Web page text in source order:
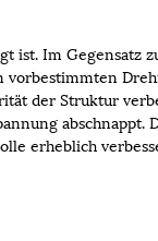
ist. Im Gegensatz
der Struktur
abschnappt.
erheblich